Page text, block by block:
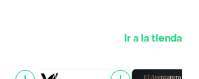
Ir a la tienda